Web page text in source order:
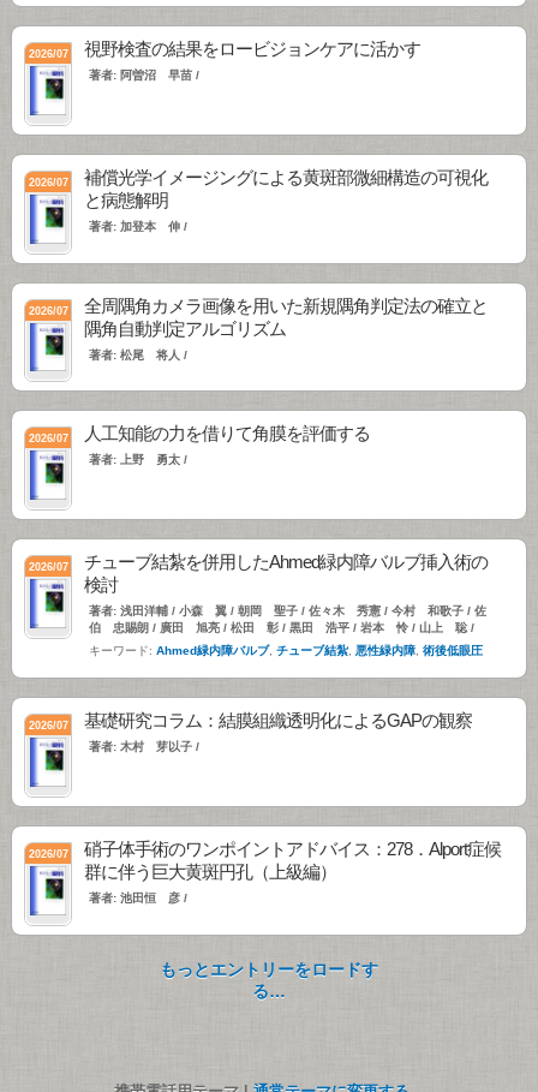
2026/07 視野検査の結果をロービジョンケアに活かす
著者: 阿曽沼 早苗 /
2026/07
補償光学イメージングによる黄斑部微細構造の可視化
と病態解明
著者: 加登本 伸 /
2026/07
全周隅角カメラ画像を用いた新規隅角判定法の確立と
隅角自動判定アルゴリズム
著者: 松尾 将人 /
2026/07 人工知能の力を借りて角膜を評価する
著者: 上野 勇太 /
2026/07
チューブ結紮を併用したAhmed緑内障バルブ挿入術の
検討
著者: 浅田洋輔 / 小森 翼 / 朝岡 聖子 / 佐々木 秀憲 / 今村 和歌子 / 佐
伯 忠賜朗 / 廣田 旭亮 / 松田 彰 / 黒田 浩平 / 岩本 怜 / 山上 聡 /
キーワード: Ahmed緑内障バルブ, チューブ結紮, 悪性緑内障, 術後低眼圧
2026/07 基礎研究コラム：結膜組織透明化によるGAPの観察
著者: 木村 芽以子 /
2026/07
硝子体手術のワンポイントアドバイス：278．Alport症候
群に伴う巨大黄斑円孔（上級編）
著者: 池田恒 彦 /
もっとエントリーをロードす
る…